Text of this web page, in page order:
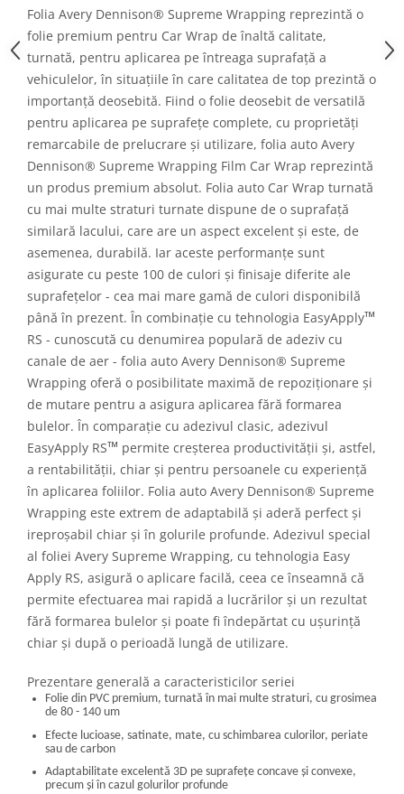
Folia Avery Dennison® Supreme Wrapping reprezintă o
folie premium pentru Car Wrap de înaltă calitate,
turnată, pentru aplicarea pe întreaga suprafață a
vehiculelor, în situațiile în care calitatea de top prezintă o
importanță deosebită. Fiind o folie deosebit de versatilă
pentru aplicarea pe suprafețe complete, cu proprietăți
remarcabile de prelucrare și utilizare, folia auto Avery
Dennison® Supreme Wrapping Film Car Wrap reprezintă
un produs premium absolut. Folia auto Car Wrap turnată
cu mai multe straturi turnate dispune de o suprafață
similară lacului, care are un aspect excelent și este, de
asemenea, durabilă. Iar aceste performanțe sunt
asigurate cu peste 100 de culori și finisaje diferite ale
suprafețelor - cea mai mare gamă de culori disponibilă
până în prezent. În combinație cu tehnologia EasyApply™
RS - cunoscută cu denumirea populară de adeziv cu
canale de aer - folia auto Avery Dennison® Supreme
Wrapping oferă o posibilitate maximă de repoziționare și
de mutare pentru a asigura aplicarea fără formarea
bulelor. În comparație cu adezivul clasic, adezivul
EasyApply RS™ permite creșterea productivității și, astfel,
a rentabilității, chiar și pentru persoanele cu experiență
în aplicarea foliilor. Folia auto Avery Dennison® Supreme
Wrapping este extrem de adaptabilă și aderă perfect și
ireproșabil chiar și în golurile profunde. Adezivul special
al foliei Avery Supreme Wrapping, cu tehnologia Easy
Apply RS, asigură o aplicare facilă, ceea ce înseamnă că
permite efectuarea mai rapidă a lucrărilor și un rezultat
fără formarea bulelor și poate fi îndepărtat cu ușurință
chiar și după o perioadă lungă de utilizare.
Prezentare generală a caracteristicilor seriei
Folie din PVC premium, turnată în mai multe straturi, cu grosimea
de 80 - 140 um
Efecte lucioase, satinate, mate, cu schimbarea culorilor, periate
sau de carbon
Adaptabilitate excelentă 3D pe suprafețe concave și convexe,
precum și în cazul golurilor profunde